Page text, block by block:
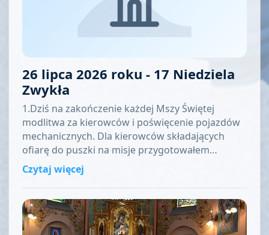
26 lipca 2026 roku - 17 Niedziela
Zwykła
1.Dziś na zakończenie każdej Mszy Świętej
modlitwa za kierowców i poświęcenie pojazdów
mechanicznych. Dla kierowców składających
ofiarę do puszki na misje przygotowałem…
Czytaj więcej